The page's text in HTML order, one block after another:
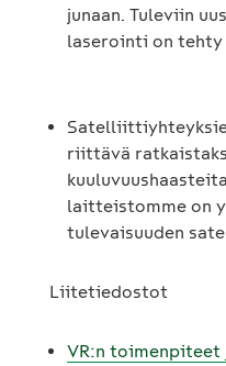
junaan. Tuleviin
laserointi on
riittävä
laitteistomme on
tulevaisuuden
Liitetiedostot
VR:n toimenpiteet